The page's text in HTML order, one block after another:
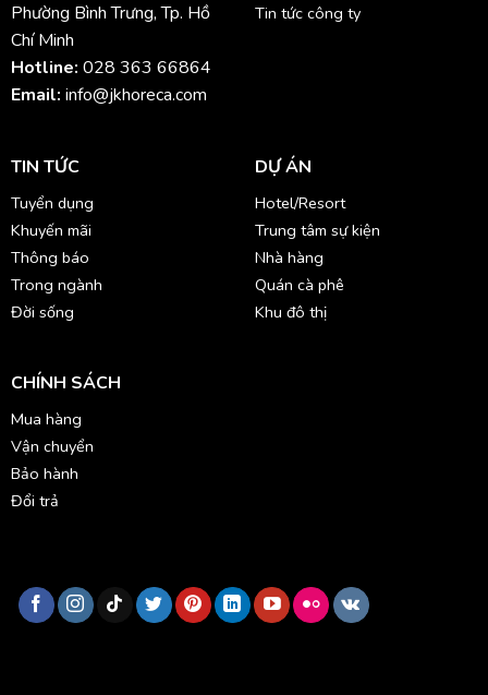
Phường Bình Trưng, Tp. Hồ
Chí Minh
Hotline: 028 363 66864
Email: info@jkhoreca.com
Tin tức công ty
TIN TỨC
Tuyển dụng
Khuyến mãi
Thông báo
Trong ngành
Đời sống
DỰ ÁN
Hotel/Resort
Trung tâm sự kiện
Nhà hàng
Quán cà phê
Khu đô thị
CHÍNH SÁCH
Mua hàng
Vận chuyển
Bảo hành
Đổi trả